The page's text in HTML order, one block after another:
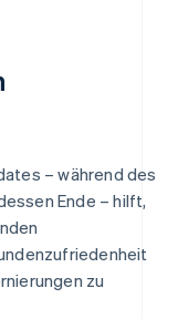
– während des
Ende – hilft,
zu